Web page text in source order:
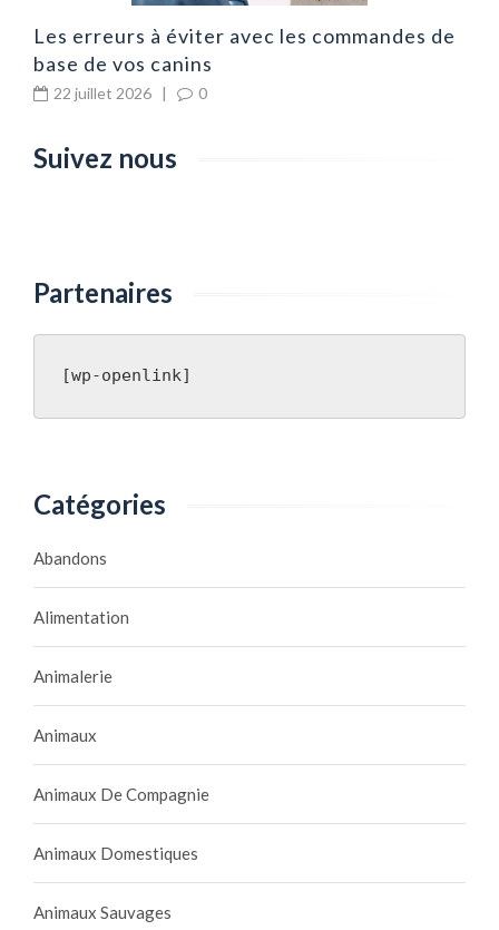
Les erreurs à éviter avec les commandes de
base de vos canins
22 juillet 2026 | 0
Suivez nous
Partenaires
[wp-openlink]
Catégories
Abandons
Alimentation
Animalerie
Animaux
Animaux De Compagnie
Animaux Domestiques
Animaux Sauvages